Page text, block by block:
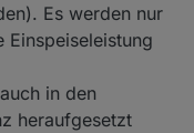
Es werden nur
in den
heraufgesetzt